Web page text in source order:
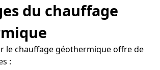
du chauffage
le chauffage géothermique offre de
: